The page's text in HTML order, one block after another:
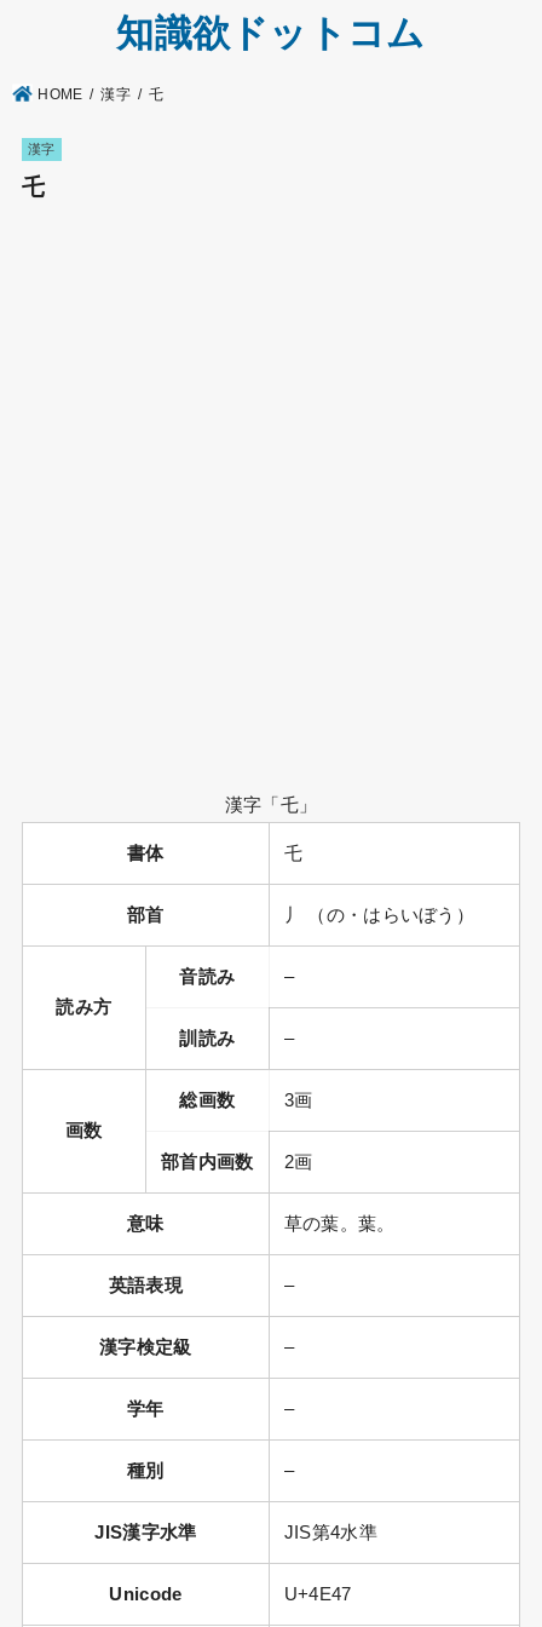
知識欲ドットコム
HOME 漢字 乇
漢字
乇
漢字「乇」
書体 乇
部首 丿 （の・はらいぼう）
読み方
音読み –
訓読み –
画数
総画数 3画
部首内画数 2画
意味 草の葉。葉。
英語表現 –
漢字検定級 –
学年 –
種別 –
JIS漢字水準 JIS第4水準
Unicode U+4E47